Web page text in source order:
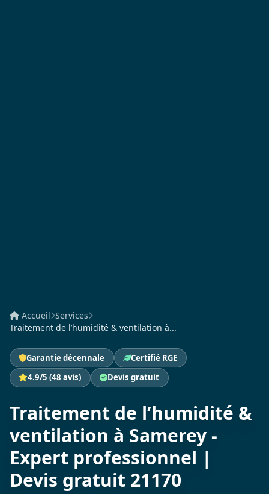
Accueil Services
Traitement de l’humidité & ventilation à...
Garantie décennale
Certifié RGE
4.9/5 (48 avis)
Devis gratuit
Traitement de l’humidité &
ventilation à Samerey -
Expert professionnel |
Devis gratuit 21170